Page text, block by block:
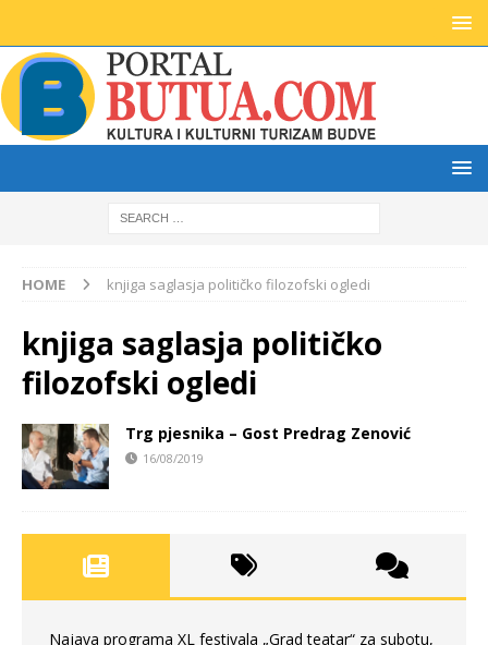
HOME knjiga saglasja političko filozofski ogledi
knjiga saglasja političko
filozofski ogledi
Trg pjesnika – Gost Predrag Zenović
16/08/2019
Najava programa XL festivala „Grad teatar“ za subotu,